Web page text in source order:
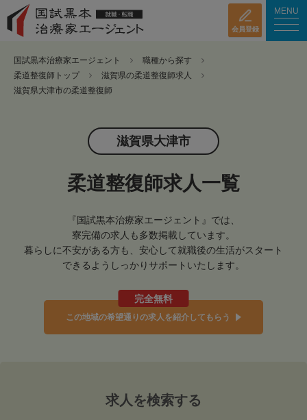
会員登録
MENU
国試黒本治療家エージェント
職種から探す
柔道整復師トップ
滋賀県の柔道整復師求人
滋賀県大津市の柔道整復師
滋賀県大津市
柔道整復師求人一覧
『国試黒本治療家エージェント』では、
寮完備の求人も多数掲載しています。
暮らしに不安がある方も、安心して就職後の生活がスタート
できるようしっかりサポートいたします。
完全無料
この地域の希望通りの求人を紹介してもらう
求人を検索する